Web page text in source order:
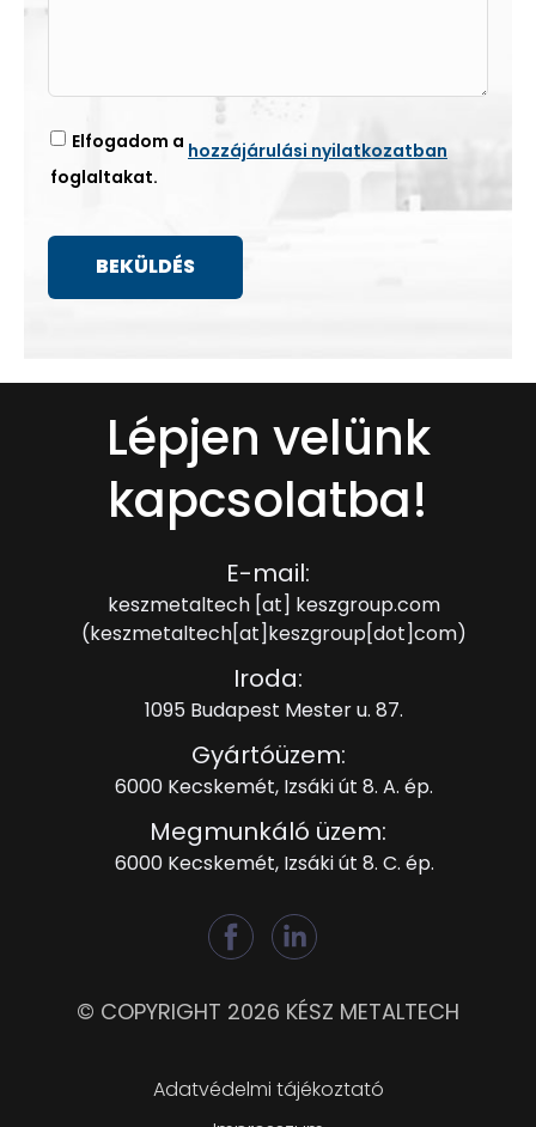
Elfogadom a hozzájárulási nyilatkozatban
foglaltakat.
Lépjen velünk
kapcsolatba!
E-mail:
keszmetaltech [at] keszgroup.com
(keszmetaltech[at]keszgroup[dot]com)
Iroda:
1095 Budapest Mester u. 87.
Gyártóüzem:
6000 Kecskemét, Izsáki út 8. A. ép.
Megmunkáló üzem:
6000 Kecskemét, Izsáki út 8. C. ép.
© COPYRIGHT 2026 KÉSZ METALTECH
Adatvédelmi tájékoztató